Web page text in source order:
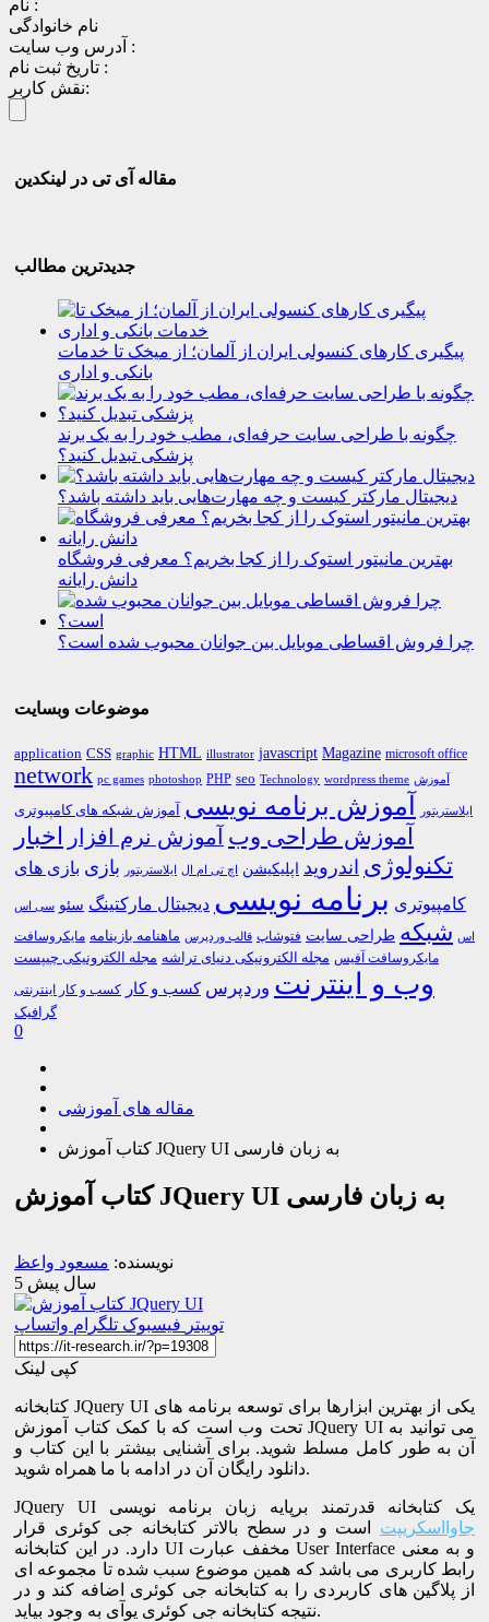
نام :
نام خانوادگی
آدرس وب سایت :
تاریخ ثبت نام :
نقش کاربر:
مقاله آی تی در لینکدین
جدیدترین مطالب
پیگیری کارهای کنسولی ایران از آلمان؛ از میخک تا خدمات
بانکی و اداری
چگونه با طراحی سایت حرفه‌ای، مطب خود را به یک برند
پزشکی تبدیل کنید؟
دیجیتال مارکتر کیست و چه مهارت‌هایی باید داشته باشد؟
بهترین مانیتور استوک را از کجا بخریم؟ معرفی فروشگاه
دانش رایانه
چرا فروش اقساطی موبایل بین جوانان محبوب شده است؟
موضوعات وبسایت
application CSS graphic HTML illustrator javascript Magazine microsoft office
network pc games photoshop PHP seo Technology wordpress theme آموزش
ایلاستریتور آموزش برنامه نویسی آموزش شبکه های کامپیوتری
آموزش طراحی وب آموزش نرم افزار اخبار
تکنولوژی اندروید اپلیکیشن اچ تی ام ال ایلاستریتور بازی بازی های
کامپیوتری برنامه نویسی دیجیتال مارکتینگ سئو سی اس
اس شبکه طراحی سایت فتوشاپ قالب وردپرس ماهنامه بازینامه مایکروسافت
مایکروسافت آفیس مجله الکترونیکی دنیای تراشه مجله الکترونیکی چیپست
وب و اینترنت وردپرس کسب و کار کسب و کار اینترنتی
گرافیک
0
مقاله های آموزشی
کتاب آموزش JQuery UI به زبان فارسی
کتاب آموزش JQuery UI به زبان فارسی
نویسنده: مسعود واعظ
5 سال پیش
توییتر فیسبوک تلگرام واتساپ
کپی لینک
کتابخانه JQuery UI یکی از بهترین ابزارها برای توسعه برنامه های
تحت وب است که با کمک کتاب آموزش JQuery UI می توانید به
آن به طور کامل مسلط شوید. برای آشنایی بیشتر با این کتاب و
دانلود رایگان آن در ادامه با ما همراه شوید.
JQuery UI یک کتابخانه قدرتمند برپایه زبان برنامه نویسی
جاوااسکریپت است و در سطح بالاتر کتابخانه جی کوئری قرار
دارد. در این کتابخانه UI مخفف عبارت User Interface و به معنی
رابط کاربری می باشد که همین موضوع سبب شده تا مجموعه ای
از پلاگین های کاربردی را به کتابخانه جی کوئری اضافه کند و در
نتیجه کتابخانه جی کوئری یوآی به وجود بیاید.